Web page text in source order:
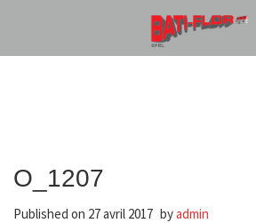
O_1207
Published on 27 avril 2017 byadmin